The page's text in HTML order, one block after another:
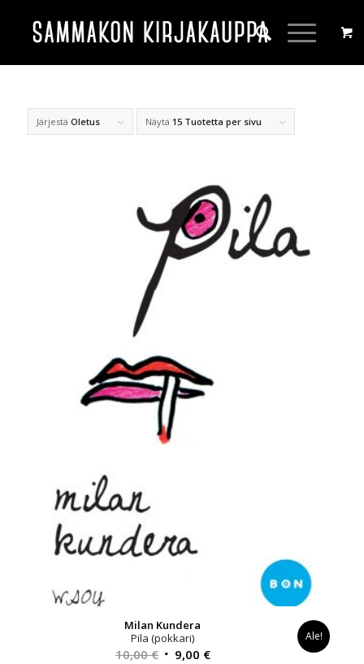
Järjestä Oletus Näytä 15 Tuotetta per sivu
Milan Kundera
Pila (pokkari)
10,00€ Alkuperäinen
9,00 €Nykyinen
Ale!